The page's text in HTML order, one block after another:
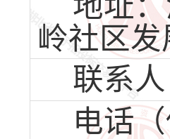
岭社区
联系
电话